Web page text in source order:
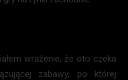
wrażenie, że oto czeka
zabawy, po której